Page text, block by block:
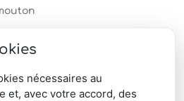
nécessaires au
et, avec votre accord, des